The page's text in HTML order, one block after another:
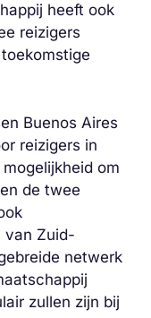
heeft ook
reizigers
Buenos Aires
reizigers in
om
de twee
van Zuid-
netwerk
zullen zijn bij